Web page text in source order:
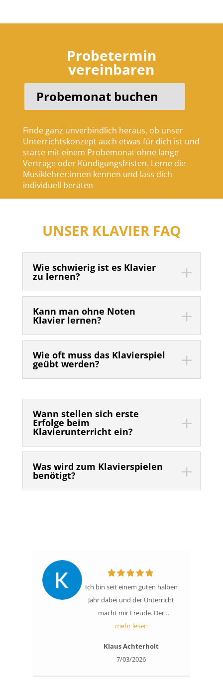
Probetermin
vereinbaren
Probemonat buchen
Finde ganz unverbindlich heraus, ob unser
Unterrichtskonzept auch etwas für dich ist und
starte mit einem Probemonat ohne lange
Verträge oder Kündigungsfristen. Lerne die
Musiklehrer:innen kennen und lass dich
individuell beraten
UNSER KLAVIER FAQ
Wie schwierig ist es Klavier
zu lernen?
Kann man ohne Noten
Klavier lernen?
Wie oft muss das Klavierspiel
geübt werden?
Wann stellen sich erste
Erfolge beim
Klavierunterricht ein?
Was wird zum Klavierspielen
benötigt?
Ich bin seit einem guten halben
Jahr dabei und der Unterricht
macht mir Freude. Der
Musiklehrer, der wöchentlich
erklärt das, was ich tun soll,
verständlich. Wenn ich etwas
mehr lesen
Klaus Achterholt
7/03/2026